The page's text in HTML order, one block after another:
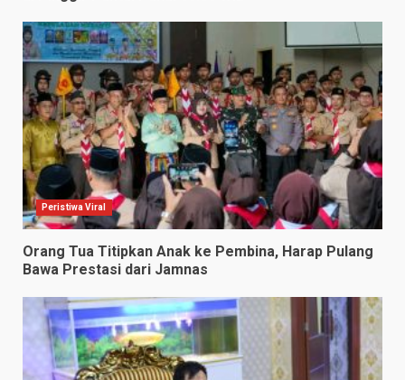
Peristiwa Viral
Orang Tua Titipkan Anak ke Pembina, Harap Pulang
Bawa Prestasi dari Jamnas